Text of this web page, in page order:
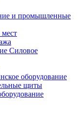
и промышленные
Силовое
оборудование
щиты